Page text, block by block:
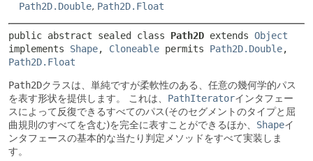
Path2D.Double, Path2D.Float
public abstract sealed class Path2D extends Object
implements Shape, Cloneable permits Path2D.Double
Path2D.Float
Path2Dクラスは、単純ですが柔軟性のある、任意の幾何学的パス
を表す形状を提供します。
これは、 PathIteratorインタフェー
スによって反復できるすべてのパス(そのセグメントのタイプと屈
曲規則のすべてを含む)を完全に表すことができるほか、 Shapeイ
ンタフェースの基本的な当たり判定メソッドをすべて実装しま
す。